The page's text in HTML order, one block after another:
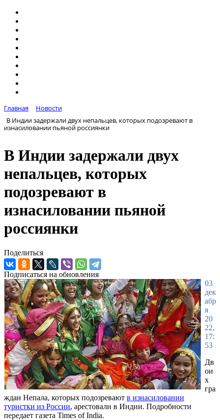
Главная
Новости
В Индии задержали двух непальцев, которых подозревают в
изнасиловании пьяной россиянки
В Индии задержали двух
непальцев, которых
подозревают в
изнасиловании пьяной
россиянки
Поделиться
Подписаться на обновления
03
дек
абр
я
20
22,
17:
53
Дв
ои
х
гра
ждан Непала, которых подозревают в изнасиловании
туристки из России, арестовали в Индии. Подробности
передает газета Times of India.